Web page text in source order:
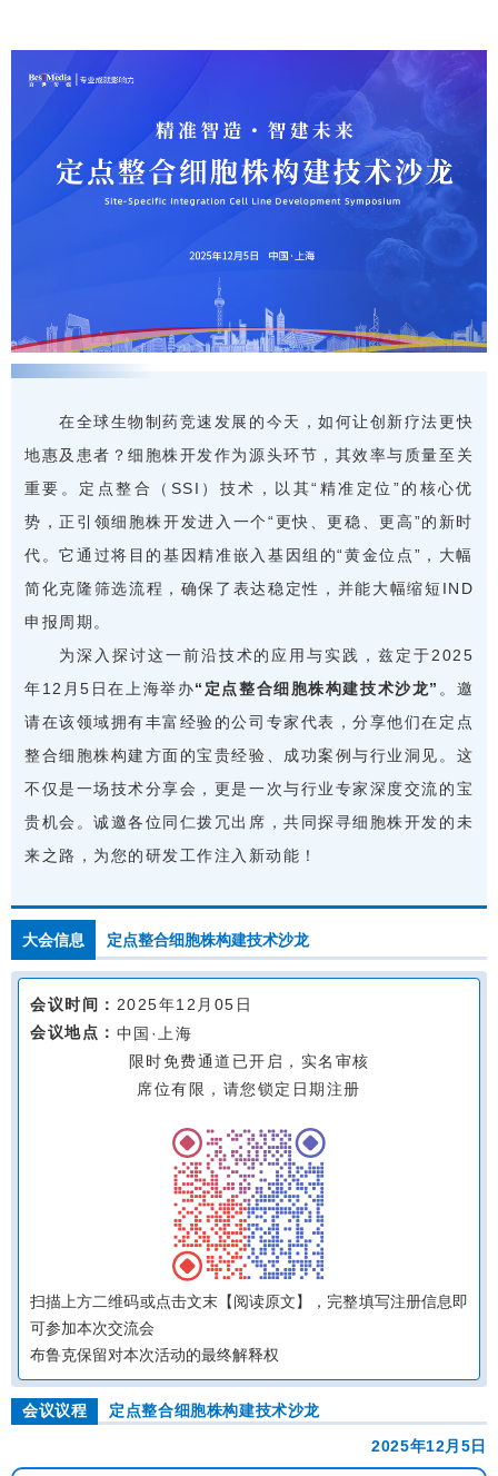
在全球生物制药竞速发展的今天，如何让创新疗法更快
地惠及患者？细胞株开发作为源头环节，其效率与质量至关
重要。定点整合（SSI）技术，以其“精准定位”的核心优
势，正引领细胞株开发进入一个“更快、更稳、更高”的新时
代。它通过将目的基因精准嵌入基因组的“黄金位点”，大幅
简化克隆筛选流程，确保了表达稳定性，并能大幅缩短IND
申报周期。
为深入探讨这一前沿技术的应用与实践，兹定于2025
年12月5日在上海举办“ 定点整合细胞株构建技术沙龙” 。邀
请在该领域拥有丰富经验的公司专家代表，分享他们在定点
整合细胞株构建方面的宝贵经验、成功案例与行业洞见。这
不仅是一场技术分享会，更是一次与行业专家深度交流的宝
贵机会。诚邀各位同仁拨冗出席，共同探寻细胞株开发的未
来之路，为您的研发工作注入新动能！
大会信息 定点整合细胞株构建技术沙龙
会议时间： 2025年12月05日
会议地点： 中国·上海
限时免费通道已开启，实名审核
席位有限，请您锁定日期注册
扫描上方二维码或点击文末【阅读原文】，完整填写注册信息即
可参加本次交流会
布鲁克保留对本次活动的最终解释权
会议议程
定点整合细胞株构建技术沙龙
2025年12月5日